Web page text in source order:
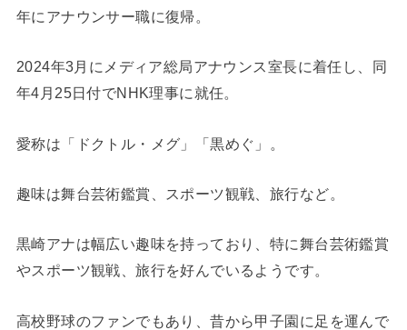
年にアナウンサー職に復帰。
2024年3月にメディア総局アナウンス室長に着任し、同
年4月25日付でNHK理事に就任。
愛称は「ドクトル・メグ」「黒めぐ」。
趣味は舞台芸術鑑賞、スポーツ観戦、旅行など。
黒崎アナは幅広い趣味を持っており、特に舞台芸術鑑賞
やスポーツ観戦、旅行を好んでいるようです。
高校野球のファンでもあり、昔から甲子園に足を運んで